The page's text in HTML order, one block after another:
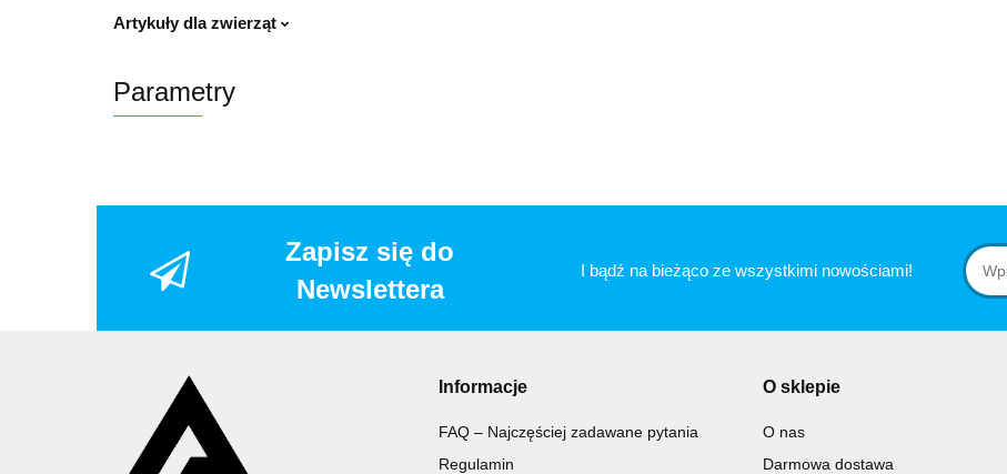
Artykuły dla zwierząt
Parametry
Zapisz się do
Newslettera
I bądź na bieżąco ze wszystkimi nowościami!
Informacje
FAQ – Najczęściej zadawane pytania
Regulamin
O sklepie
O nas
Darmowa dostawa